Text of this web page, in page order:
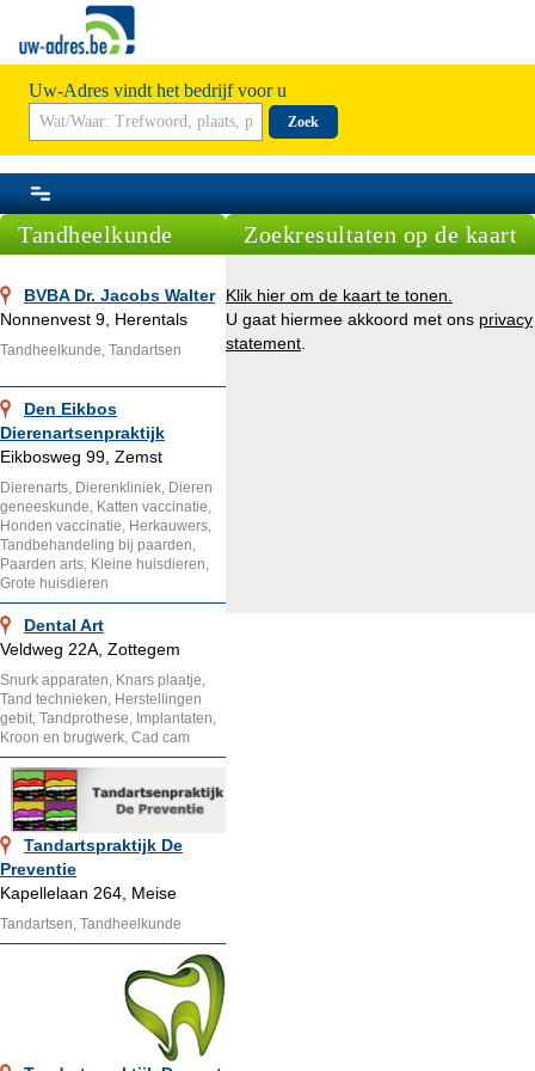
Uw-Adres vindt het bedrijf voor u
Zoek
Tandheelkunde
BVBA Dr. Jacobs Walter
Nonnenvest 9, Herentals
Tandheelkunde, Tandartsen
Den Eikbos
Dierenartsenpraktijk
Eikbosweg 99, Zemst
Dierenarts, Dierenkliniek, Dieren
geneeskunde, Katten vaccinatie,
Honden vaccinatie, Herkauwers,
Tandbehandeling bij paarden,
Paarden arts, Kleine huisdieren,
Grote huisdieren
Dental Art
Veldweg 22A, Zottegem
Snurk apparaten, Knars plaatje,
Tand technieken, Herstellingen
gebit, Tandprothese, Implantaten,
Kroon en brugwerk, Cad cam
Tandartspraktijk De
Preventie
Kapellelaan 264, Meise
Tandartsen, Tandheelkunde
Zoekresultaten op de kaart
Klik hier om de kaart te tonen.
U gaat hiermee akkoord met ons privacy
statement